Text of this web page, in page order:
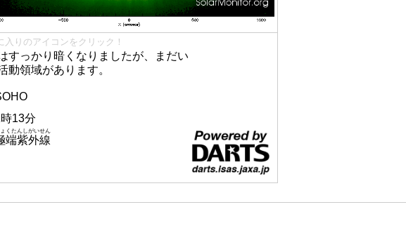
りのアイコンをクリック！
すっかり暗くなりましたが、まだい
動領域があります。
13分
端紫外線
くたんしがいせん